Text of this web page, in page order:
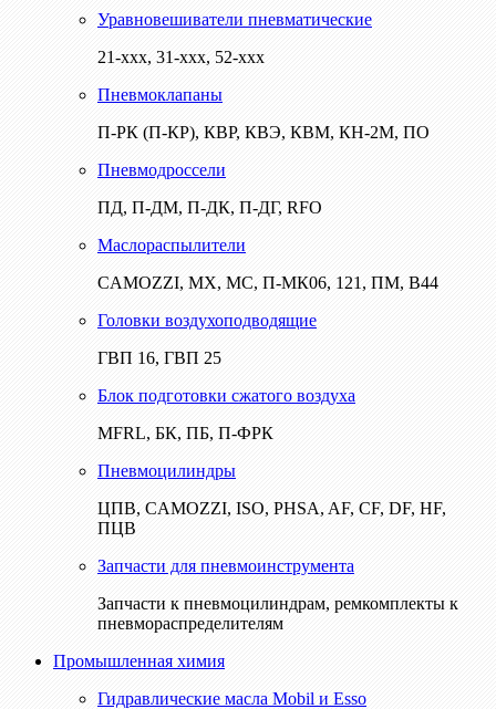
Уравновешиватели пневматические
21-ххх, 31-ххх, 52-ххх
Пневмоклапаны
П-РК (П-КР), КВР, КВЭ, КВМ, КН-2М, ПО
Пневмодроссели
ПД, П-ДМ, П-ДК, П-ДГ, RFO
Маслораспылители
CAMOZZI, МХ, МС, П-МК06, 121, ПМ, В44
Головки воздухоподводящие
ГВП 16, ГВП 25
Блок подготовки сжатого воздуха
MFRL, БК, ПБ, П-ФРК
Пневмоцилиндры
ЦПВ, CAMOZZI, ISO, PHSA, AF, CF, DF, HF,
ПЦВ
Запчасти для пневмоинструмента
Запчасти к пневмоцилиндрам, ремкомплекты к
пневмораспределителям
Промышленная химия
Гидравлические масла Mobil и Esso